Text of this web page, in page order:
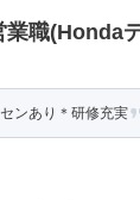
職(Honda
ンあり＊研修充実